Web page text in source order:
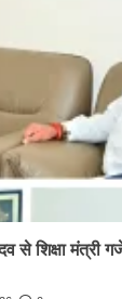
से शिक्षा मंत्री